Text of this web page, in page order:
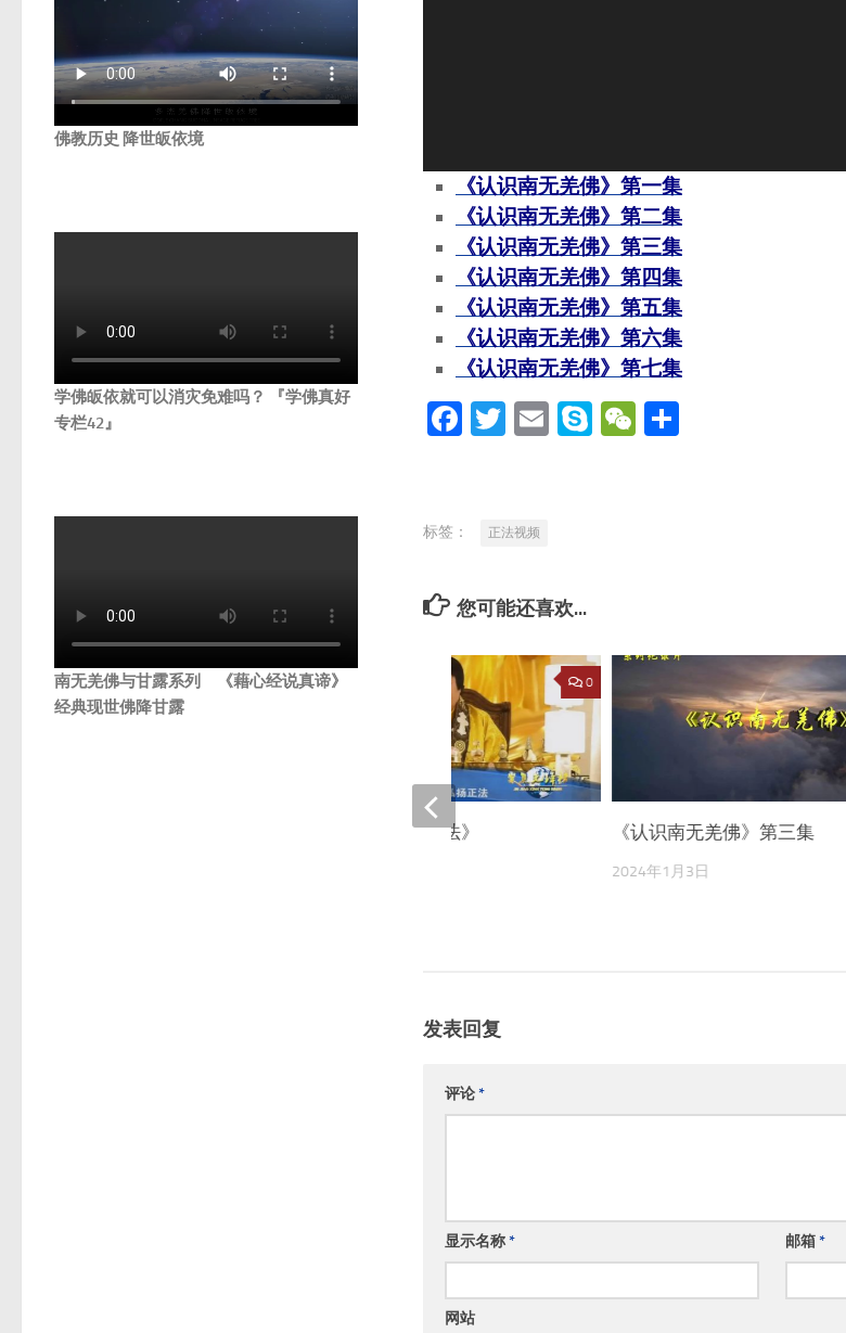
《认识南无羌佛》第一集
《认识南无羌佛》第二集
《认识南无羌佛》第三集
《认识南无羌佛》第四集
《认识南无羌佛》第五集
《认识南无羌佛》第六集
《认识南无羌佛》第七集
Facebook
Twitter
EmailSkypeWeChat
标签： 正法视频
您可能还喜欢...
《认识南无羌佛》第三集
2024年1月3日
0
《探其根本 弘扬正法》
发表回复
评论*
显示名称* 邮箱*
网站
佛教历史 降世皈依境
学佛皈依就可以消灾免难吗？ 『学佛真好
专栏42』
南无羌佛与甘露系列 《藉心经说真谛》
经典现世佛降甘露